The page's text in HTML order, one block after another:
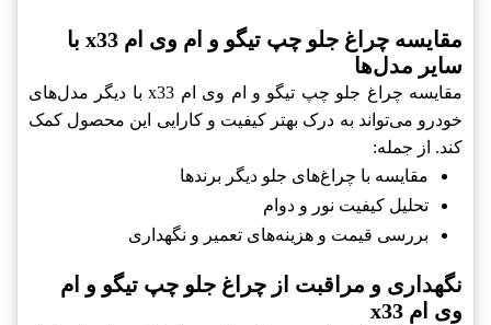
مقایسه چراغ جلو چپ تیگو و ام وی ام x33 با
سایر مدل‌ها
مقایسه چراغ جلو چپ تیگو و ام وی ام x33 با دیگر مدل‌های
خودرو می‌تواند به درک بهتر کیفیت و کارایی این محصول کمک
کند. از جمله:
مقایسه با چراغ‌های جلو دیگر برندها
تحلیل کیفیت نور و دوام
بررسی قیمت و هزینه‌های تعمیر و نگهداری
نگهداری و مراقبت از چراغ جلو چپ تیگو و ام
وی ام x33